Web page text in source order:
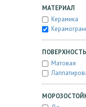
МАТЕРИАЛ
Керамика
ПОВЕРХНОСТЬ
Матовая